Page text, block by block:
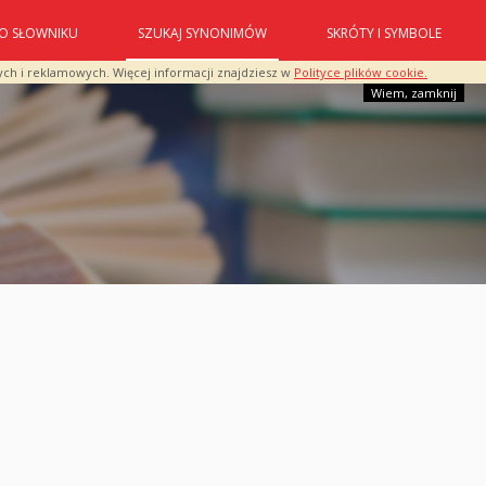
i reklamowych. Więcej informacji znajdziesz w Polityce plików cookie.
Wiem, zamknij
O SŁOWNIKU SZUKAJ SYNONIMÓW SKRÓTY I SYMBOLE